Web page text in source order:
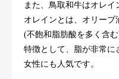
また、鳥取和牛はオレイ
オレインとは、オリーブ
(不飽和脂肪酸を多く含む
特徴として、脂が非常に
女性にも人気です。